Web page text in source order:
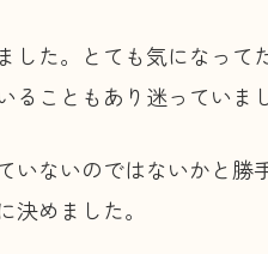
した。とても気になって
こともあり迷っていま
いないのではないかと勝
めました。